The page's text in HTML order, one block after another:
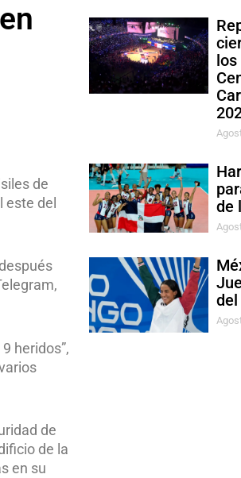
de
del
heridos”,
de
de la
en su
de
del